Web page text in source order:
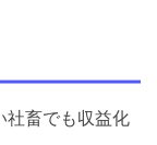
社畜でも収益化